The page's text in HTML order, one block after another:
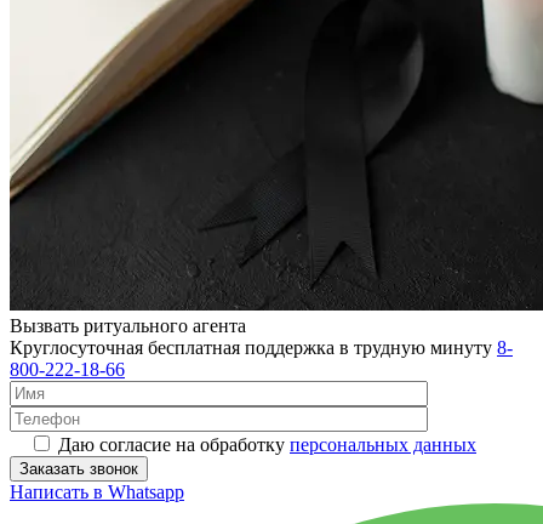
Вызвать ритуального агента
Круглосуточная бесплатная поддержка в трудную минуту 8-
800-222-18-66
Даю согласие на обработку персональных данных
Написать в Whatsapp